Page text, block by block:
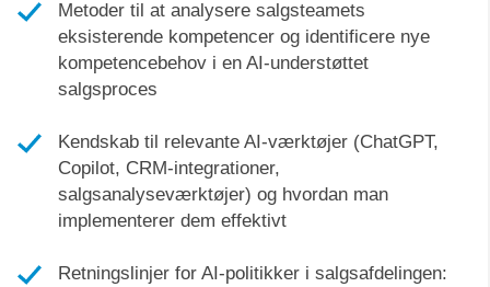
Metoder til at analysere salgsteamets
eksisterende kompetencer og identificere nye
kompetencebehov i en AI-understøttet
salgsproces
Kendskab til relevante AI-værktøjer (ChatGPT,
Copilot, CRM-integrationer,
salgsanalyseværktøjer) og hvordan man
implementerer dem effektivt
Retningslinjer for AI-politikker i salgsafdelingen: